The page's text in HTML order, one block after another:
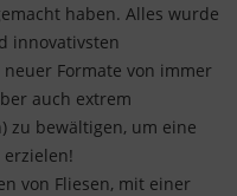
haben. Alles wurde
innovativsten
Formate von immer
auch extrem
zu bewältigen, um eine
erzielen!
von Fliesen, mit einer